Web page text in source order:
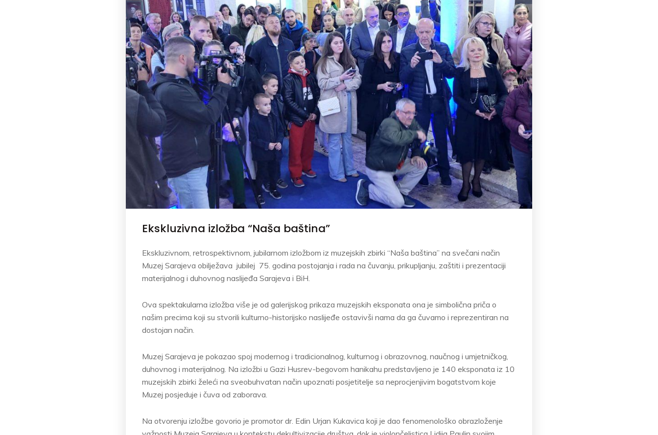
Ekskluzivna izložba “Naša baština”
Ekskluzivnom, retrospektivnom, jubilarnom izložbom iz muzejskih zbirki “Naša baština” na svečani način
Muzej Sarajeva obilježava jubilej 75. godina postojanja i rada na čuvanju, prikupljanju, zaštiti i prezentaciji
materijalnog i duhovnog naslijeđa Sarajeva i BiH.
Ova spektakularna izložba više je od galerijskog prikaza muzejskih eksponata ona je simbolična priča o
našim precima koji su stvorili kulturno-historijsko naslijeđe ostavivši nama da ga čuvamo i reprezentiran na
dostojan način.
Muzej Sarajeva je pokazao spoj modernog i tradicionalnog, kulturnog i obrazovnog, naučnog i umjetničkog,
duhovnog i materijalnog. Na izložbi u Gazi Husrev-begovom hanikahu predstavljeno je 140 eksponata iz 10
muzejskih zbirki želeći na sveobuhvatan način upoznati posjetitelje sa neprocjenjivim bogatstvom koje
Muzej posjeduje i čuva od zaborava.
Na otvorenju izložbe govorio je promotor dr. Edin Urjan Kukavica koji je dao fenomenološko obrazloženje